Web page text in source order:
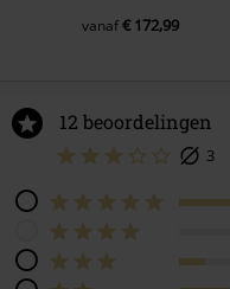
vanaf€ 172,99
12 beoordelingen
3